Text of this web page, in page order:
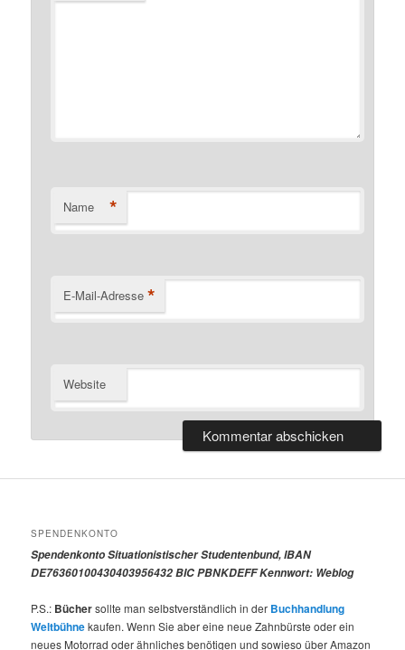
Name *
E-Mail-Adresse *
Website
SPENDENKONTO
Spendenkonto Situationistischer Studentenbund, IBAN
DE76360100430403956432 BIC PBNKDEFF Kennwort: Weblog
P.S.: Büchersollte man selbstverständlich in der Buchhandlung
Weltbühnekaufen. Wenn Sie aber eine neue Zahnbürste oder ein
neues Motorrad oder ähnliches benötigen und sowieso über Amazon